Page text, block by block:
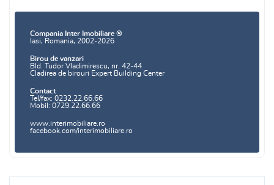
Compania Inter Imobiliare ®
Iasi, Romania, 2002-2026
Birou de vanzari
Bld. Tudor Vladimirescu, nr. 42-44
Cladirea de birouri Expert Building Center
Contact
Tel/fax: 0232.22.66.66
Mobil: 0729.22.66.66
www.interimobiliare.ro
facebook.com/interimobiliare.ro